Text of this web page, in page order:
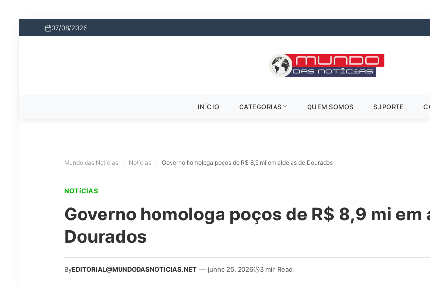
07/08/2026
INÍCIO CATEGORIAS QUEM SOMOS SUPORTE
Mundo das Notícias » Notícias » Governo homologa poços de R$ 8,9 mi em aldeias de Dourados
NOTíCIAS
Governo homologa poços de R$ 8,9 mi em
Dourados
ByEDITORIAL@MUNDODASNOTICIAS.NET — junho 25, 2026 3 min Read